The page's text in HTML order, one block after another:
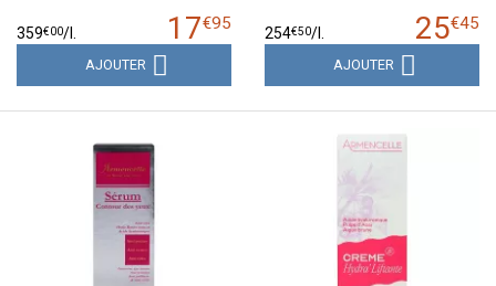
17€95
359€00/
AJOUTER
25€45
254€50/
AJOUTER